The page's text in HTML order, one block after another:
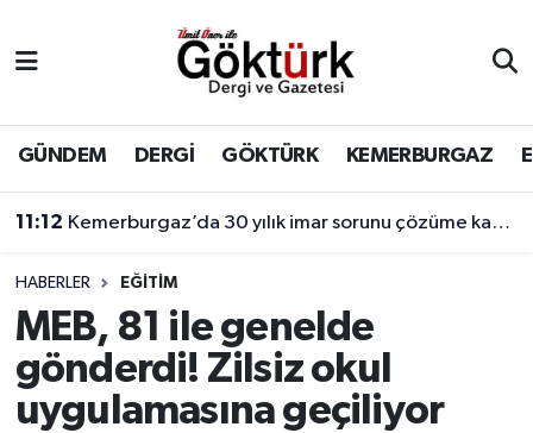
GÜNDEM DERGİ GÖKTÜRK KEMERBURGAZ
11:12 Kemerburgaz’da 30 yılık imar sorunu çözüme kavuşuyor
HABERLER EĞİTİM
MEB, 81 ile genelde
gönderdi! Zilsiz okul
uygulamasına geçiliyor
BİLİM
DERGİ
DÜNYA
EĞİTİM
EKONOMİ
Eyüpsultan Hava Durumu
Eyüpsultan Trafik Yoğunluk Haritası
Süper Lig Puan Durumu ve Fikstür
Tüm Manşetler
Son Dakika Haberleri
Haber Arşivi